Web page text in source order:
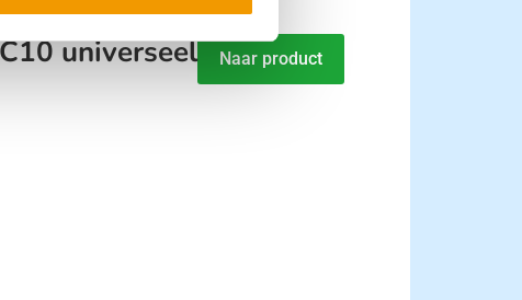
Naar product
universeel